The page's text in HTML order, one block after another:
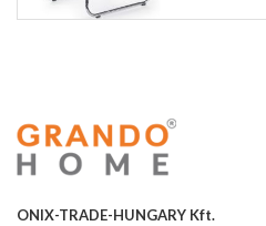
ONIX-TRADE-HUNGARY Kft.